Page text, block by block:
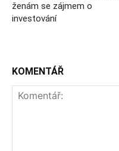
ženám se zájmem o
investování
KOMENTÁŘ